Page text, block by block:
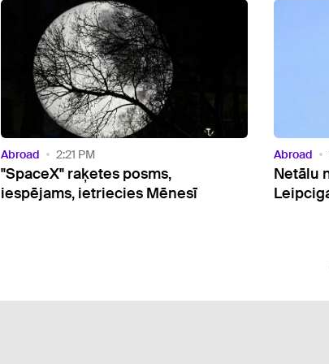
Abroad 2:21 PM
"SpaceX" raķetes posms,
iespējams, ietriecies Mēnesī
Abroad
Netālu